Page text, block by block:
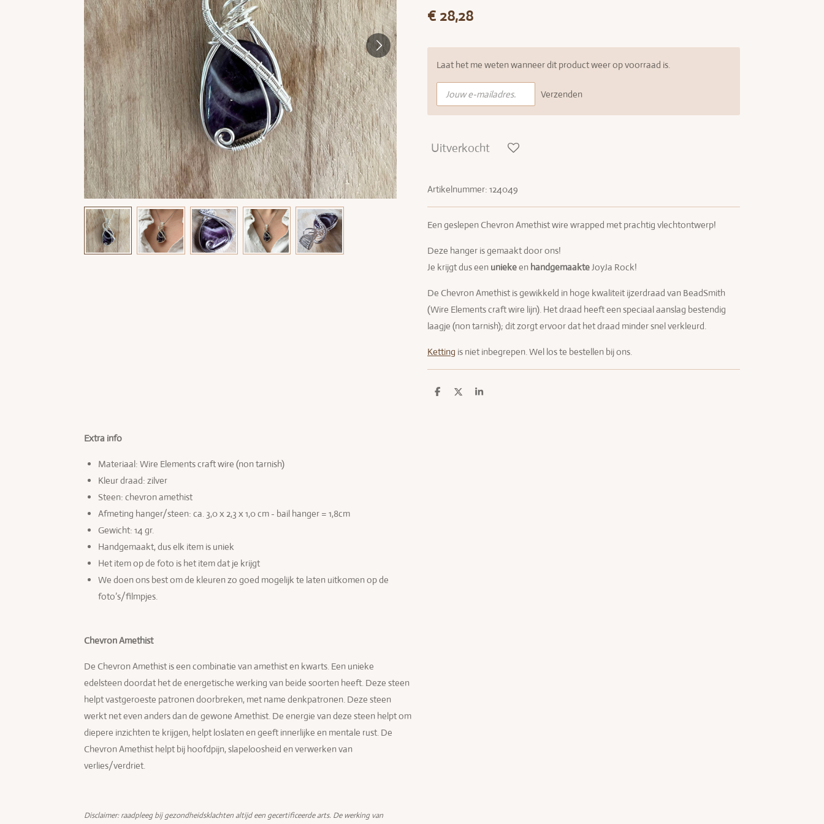
€ 28,28
Laat het me weten wanneer dit product weer op voorraad is.
Verzenden
Uitverkocht
Artikelnummer: 124049
Een geslepen Chevron Amethist wire wrapped met prachtig vlechtontwerp!
Deze hanger is gemaakt door ons!
Je krijgt dus een uniekeen handgemaakteJoyJa Rock!
De Chevron Amethist is gewikkeld in hoge kwaliteit ijzerdraad van BeadSmith
(Wire Elements craft wire lijn). Het draad heeft een speciaal aanslag bestendig
laagje (non tarnish); dit zorgt ervoor dat het draad minder snel verkleurd.
Ketting is niet inbegrepen. Wel los te bestellen bij ons.
D
D
S
Extra info
Materiaal: Wire Elements craft wire (non tarnish)
Kleur draad: zilver
Steen: chevron amethist
Afmeting hanger/steen: ca. 3,0 x 2,3 x 1,0 cm - bail hanger = 1,8cm
Gewicht: 14 gr.
Handgemaakt, dus elk item is uniek
Het item op de foto is het item dat je krijgt
We doen ons best om de kleuren zo goed mogelijk te laten uitkomen op de
foto’s/filmpjes.
Chevron Amethist
De Chevron Amethist is een combinatie van amethist en kwarts. Een unieke
edelsteen doordat het de energetische werking van beide soorten heeft. Deze steen
helpt vastgeroeste patronen doorbreken, met name denkpatronen. Deze steen
werkt net even anders dan de gewone Amethist. De energie van deze steen helpt om
diepere inzichten te krijgen, helpt loslaten en geeft innerlijke en mentale rust. De
Chevron Amethist helpt bij hoofdpijn, slapeloosheid en verwerken van
verlies/verdriet.
Disclaimer: raadpleeg bij gezondheidsklachten altijd een gecertificeerde arts. De werking van